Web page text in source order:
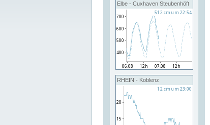
Elbe - Cuxhaven Steubenhöft
RHEIN - Koblenz